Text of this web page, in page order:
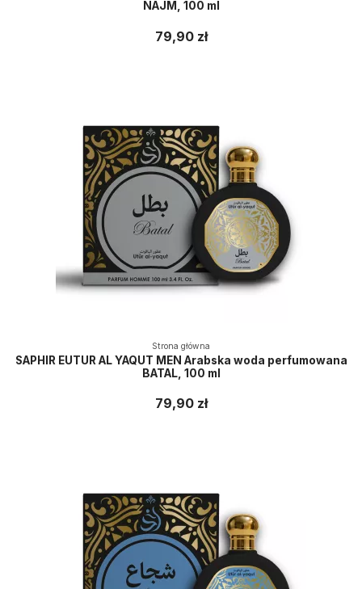
NAJM, 100 ml
79,90 zł
Strona główna
SAPHIR EUTUR AL YAQUT MEN Arabska woda perfumowana
BATAL, 100 ml
79,90 zł